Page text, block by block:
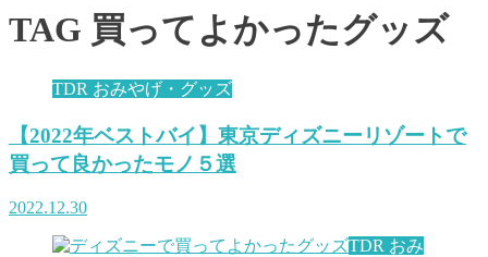
TAG 買ってよかったグッズ
TDR おみやげ・グッズ
【2022年ベストバイ】東京ディズニーリゾートで
買って良かったモノ５選
2022.12.30
TDR おみ